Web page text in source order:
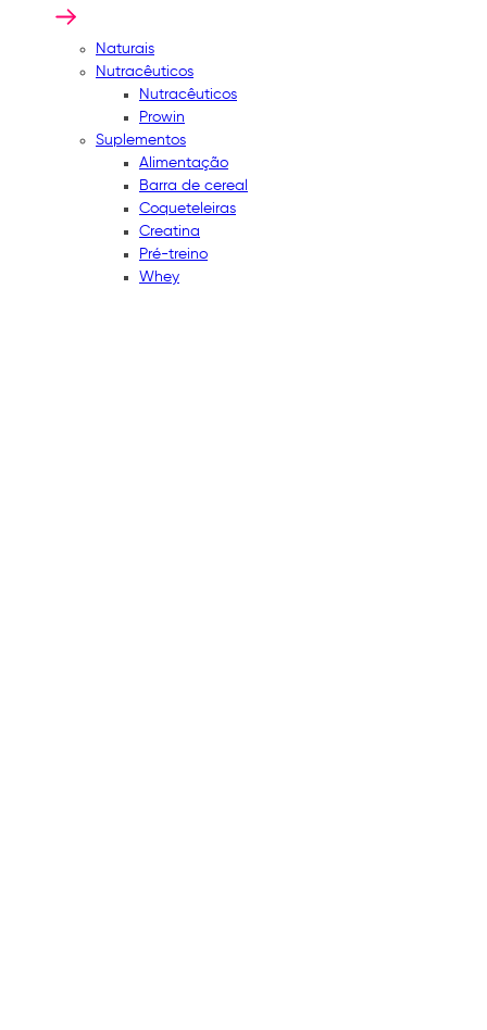
Naturais
Nutracêuticos
Nutracêuticos
Prowin
Suplementos
Alimentação
Barra de cereal
Coqueteleiras
Creatina
Pré-treino
Whey